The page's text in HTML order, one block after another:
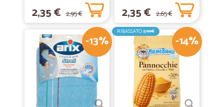
2,35 € 2,95 € 2,35 € 2,65 €
-13% -14%
RIBASSATO2,99€